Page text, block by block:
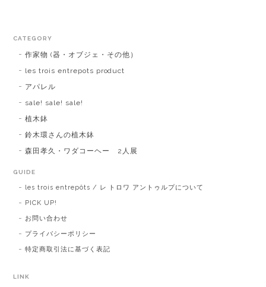
CATEGORY
作家物 (器・オブジェ・その他）
les trois entrepots product
アパレル
sale! sale! sale!
植木鉢
鈴木環さんの植木鉢
森田孝久・ワダコーヘー 2人展
GUIDE
les trois entrepôts / レ トロワ アントゥルプについて
PICK UP!
お問い合わせ
プライバシーポリシー
特定商取引法に基づく表記
LINK